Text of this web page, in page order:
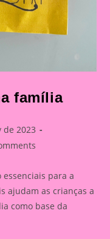
família
de 2023
para a
ajudam as crianças a
como base da